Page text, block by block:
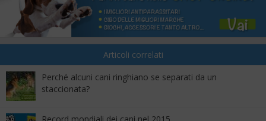
Articoli correlati
Perché alcuni cani ringhiano se separati da un
staccionata?